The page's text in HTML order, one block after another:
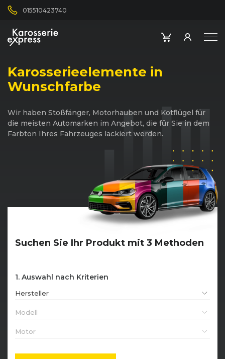
015510423740
Karosserieelemente in
Wunschfarbe
Wir haben Stoßfänger, Motorhauben und Kotflügel für
die meisten Automarken im Angebot, die für Sie in dem
Farbton Ihres Fahrzeuges lackiert werden.
Suchen Sie Ihr Produkt mit 3 Methoden
Auswahl nach Kriterien
Hersteller
Modell
Motor